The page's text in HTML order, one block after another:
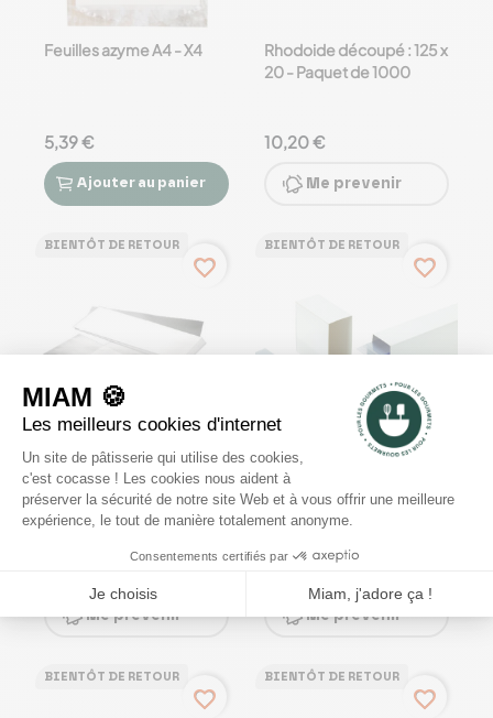
Feuilles azyme A4 - X4
5,39 €
 
Ajouter au panier
Rhodoide découpé : 125 x
20 - Paquet de 1000
10,20 €
Me prevenir
BIENTÔT DE RETOUR
favorite_border
Rhodoïde découpé : 150
x 25 - Paquet de 1000
Me prevenir
BIENTÔT DE RETOUR
favorite_border
Ruban PVC incolore
prédécoupé 20x4 cm
Me prevenir
BIENTÔT DE RETOUR
favorite_border
BIENTÔT DE RETOUR
favorite_border